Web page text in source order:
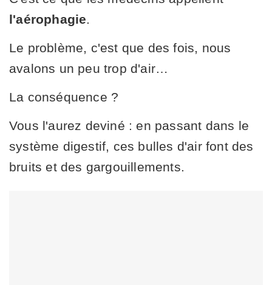
l'aérophagie
Le problème, c'est que des fois, nous
avalons un peu trop d'air…
La conséquence ?
Vous l'aurez deviné : en passant dans le
système digestif, ces bulles d'air font des
bruits et des gargouillements.